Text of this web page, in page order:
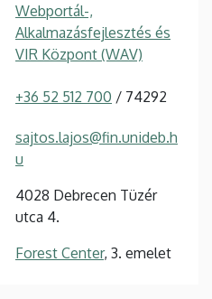
Webportál-,
Alkalmazásfejlesztés és
VIR Központ (WAV)
+36 52 512 700 / 74292
sajtos.lajos@fin.unideb.h
u
4028 Debrecen Tüzér
utca 4.
Forest Center, 3. emelet